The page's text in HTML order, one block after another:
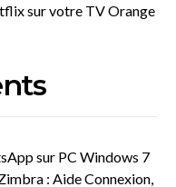
sur votre TV Orange
sur PC Windows 7
: Aide Connexion,